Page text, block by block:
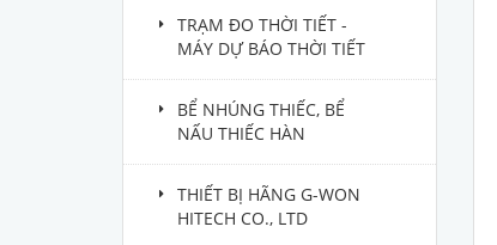
TRẠM ĐO THỜI TIẾT -
MÁY DỰ BÁO THỜI TIẾT
BỂ NHÚNG THIẾC, BỂ
NẤU THIẾC HÀN
THIẾT BỊ HÃNG G-WON
HITECH CO., LTD